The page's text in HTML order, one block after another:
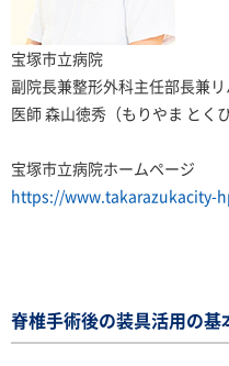
宝塚市立病院
副院長兼整形外科主任部長兼
医師 森山徳秀（もりやま とく
宝塚市立病院ホームページ
https://www.takarazukacity-
脊椎手術後の装具活用の基